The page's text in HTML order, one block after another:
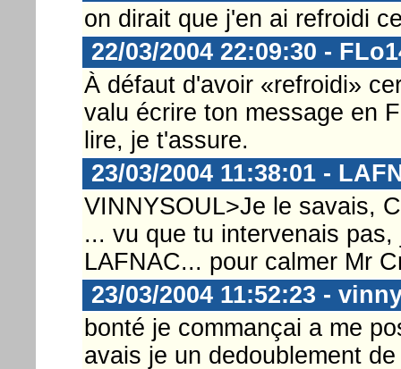
on dirait que j'en ai refroidi
22/03/2004 22:09:30 -
À défaut d'avoir «refroidi»
valu écrire ton message en
lire, je t'assure.
23/03/2004 11:38:01 -
VINNYSOUL>Je le savais,
... vu que tu intervenais
LAFNAC... pour calmer Mr
23/03/2004 11:52:23 -
bonté je commançai a me
avais je un dedoublement